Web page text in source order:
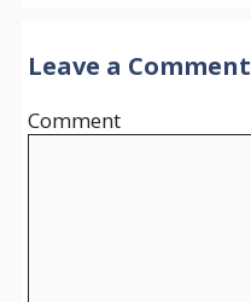
Leave a Comment
Comment